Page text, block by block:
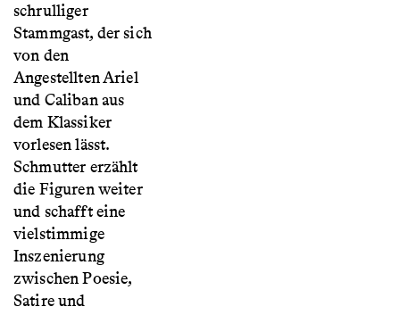
schrulliger
Stammgast, der sich
von den
Angestellten Ariel
und Caliban aus
dem Klassiker
vorlesen lässt.
Schmutter erzählt
die Figuren weiter
und schafft eine
vielstimmige
Inszenierung
zwischen Poesie,
Satire und